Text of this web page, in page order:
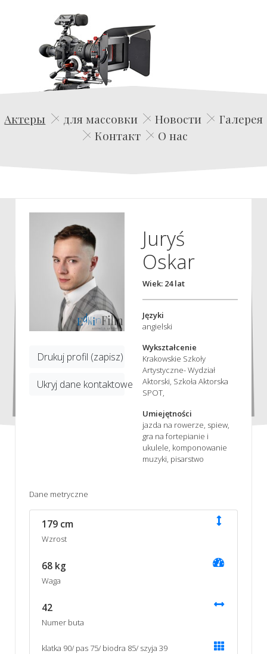
Edwin Film Agencja Aktorska
Актеры для массовки Новости
Галерея
Контакт
О нас
Drukuj profil (zapisz)
Ukryj dane kontaktowe
Juryś
Oskar
Wiek: 24 lat
Języki
angielski
Wykształcenie
Krakowskie Szkoły
Artystyczne- Wydział
Aktorski, Szkoła Aktorska
SPOT,
Umiejętności
jazda na rowerze, spiew,
gra na fortepianie i
ukulele, komponowanie
muzyki, pisarstwo
Dane metryczne
179 cm
Wzrost
68 kg
Waga
42
Numer buta
klatka 90/ pas 75/ biodra 85/ szyja 39